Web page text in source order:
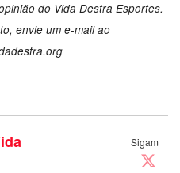
do Vida Destra Esportes.
envie um e-mail ao
Sigam